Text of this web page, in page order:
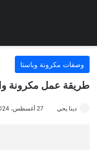
وصفات مكرونة وباستا
طريقة عمل مكرونة
دينا يحي 27 أغسطس، 2024